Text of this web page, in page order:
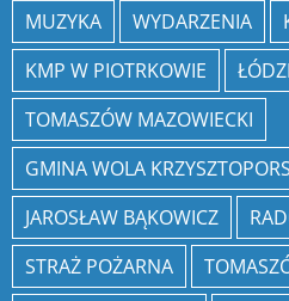
MUZYKA
WYDARZENIA
KMP W PIOTRKOWIE
TOMASZÓW MAZOWIECKI
GMINA WOLA
JAROSŁAW BĄKOWICZ
STRAŻ POŻARNA